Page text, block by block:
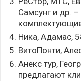
Самсунг и др. –
Ника, Адамас,
ВитоПонти,
Анекс тур,
предлагают